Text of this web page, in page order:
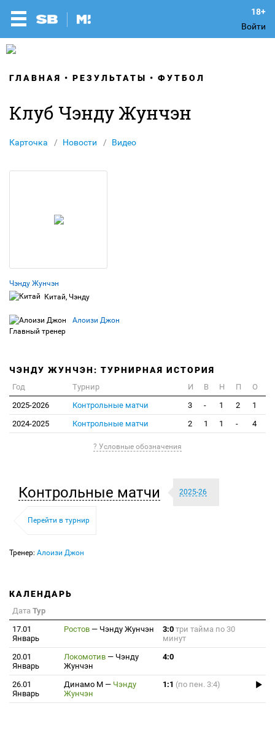
Войти
ГЛАВНАЯ РЕЗУЛЬТАТЫ ФУТБОЛ
Клуб Чэнду Жунчэн
Карточка Новости Видео
Чэнду Жунчэн
Китай, Чэнду
Алоизи Джон
Главный тренер
ЧЭНДУ ЖУНЧЭН: ТУРНИРНАЯ ИСТОРИЯ
Год Турнир И В Н П
О
2025-2026
Контрольные матчи 3 - 1 2
1
2024-2025
Контрольные матчи 2 1 1 - 4
? Условные обозначения
Контрольные матчи 2025-26
Перейти в турнир
Тренер: Алоизи Джон
КАЛЕНДАРЬ
Дата Тур
17.01
Январь
Ростов — Чэнду Жунчэн 3:0 три тайма по 30
минут
20.01
Январь
Локомотив — Чэнду
Жунчэн
4:0
26.01
Январь
Динамо М — Чэнду
Жунчэн
1:1 (по пен. 3:4)